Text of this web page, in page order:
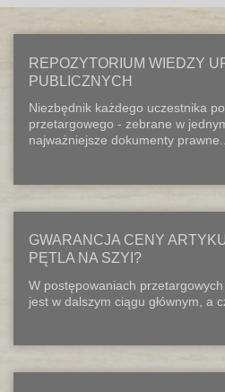
REPOZYTORIUM WIEDZY
PUBLICZNYCH
Niezbędnik każdego uczestnika
przetargowego - zebrane w
najważniejsze dokumenty
GWARANCJA CENY
PĘTLA NA SZYI?
W postępowaniach
jest w dalszym ciągu głównym, a